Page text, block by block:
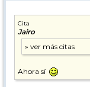
Cita
Jairo
Ahora sí